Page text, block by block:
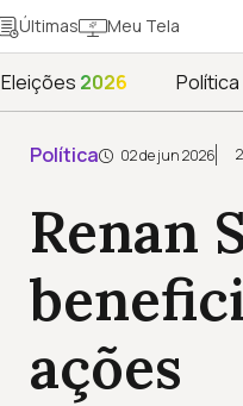
Últimas Meu Tela
Eleições 2026 Política
Política 02 de jun 2026
Renan
ações